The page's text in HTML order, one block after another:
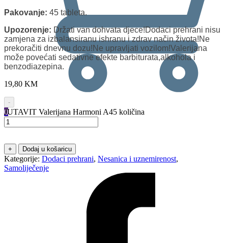
0
Pakovanje: 45 tableta.
Upozorenje: Držati van dohvata djece!Dodaci prehrani nisu
zamjena za izbalansiranu ishranu i zdrav način života!Ne
prekoračiti dnevnu dozu!Ne upravljati vozilom!Valerijana
može povećati sedativne efekte barbiturata,alkohola i
benzodiazepina.
19,80 KM
-
JUTAVIT Valerijana Harmoni A45 količina
+ Dodaj u košaricu
Kategorije: Dodaci prehrani, Nesanica i uznemirenost,
Samoliječenje